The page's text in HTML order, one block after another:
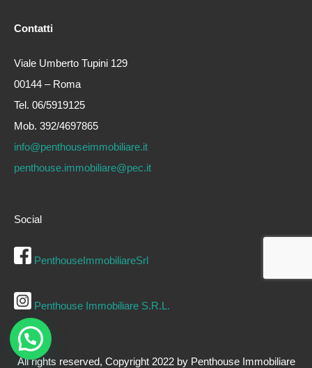
Contatti
Viale Umberto Tupini 129
00144 – Roma
Tel. 06/5919125
Mob. 392/4697865
info@penthouseimmobiliare.it
penthouse.immobiliare@pec.it
Social
PenthouseImmobiliareSrl
Penthouse Immobiliare S.R.L.
All rights reserved, Copyright 2022 by Penthouse Immobiliare